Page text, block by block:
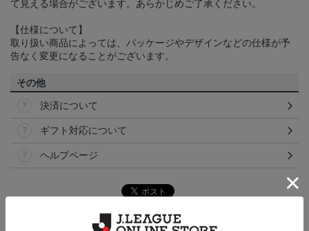
て見える場合がございます。あらかじめご了承ください。
【仕様について】
取り扱い商品によっては、パッケージやデザインなどの仕様が予
告なく変更になることがございます。
その他
決済について
ギフト対応について
ヘルプページ